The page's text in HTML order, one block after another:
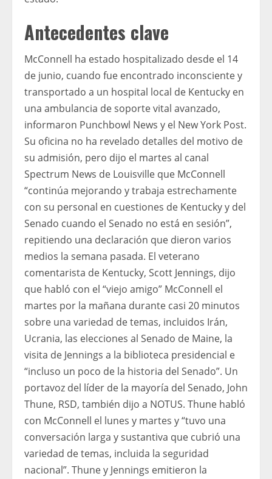
Antecedentes clave
McConnell ha estado hospitalizado desde el 14
de junio, cuando fue encontrado inconsciente y
transportado a un hospital local de Kentucky en
una ambulancia de soporte vital avanzado,
informaron Punchbowl News y el New York Post.
Su oficina no ha revelado detalles del motivo de
su admisión, pero dijo el martes al canal
Spectrum News de Louisville que McConnell
“continúa mejorando y trabaja estrechamente
con su personal en cuestiones de Kentucky y del
Senado cuando el Senado no está en sesión”,
repitiendo una declaración que dieron varios
medios la semana pasada. El veterano
comentarista de Kentucky, Scott Jennings, dijo
que habló con el “viejo amigo” McConnell el
martes por la mañana durante casi 20 minutos
sobre una variedad de temas, incluidos Irán,
Ucrania, las elecciones al Senado de Maine, la
visita de Jennings a la biblioteca presidencial e
“incluso un poco de la historia del Senado”. Un
portavoz del líder de la mayoría del Senado, John
Thune, RSD, también dijo a NOTUS. Thune habló
con McConnell el lunes y martes y “tuvo una
conversación larga y sustantiva que cubrió una
variedad de temas, incluida la seguridad
nacional”. Thune y Jennings emitieron la